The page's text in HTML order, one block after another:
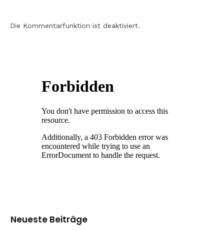
Die Kommentarfunktion ist deaktiviert.
Neueste Beiträge